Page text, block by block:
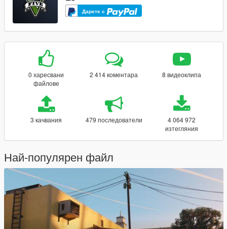
Дарете с
0 харесвани
файлове
2 414 коментара 8 видеоклипа
3 качвания 479 последователи
4 064 972
изтегляния
Най-популярен файл